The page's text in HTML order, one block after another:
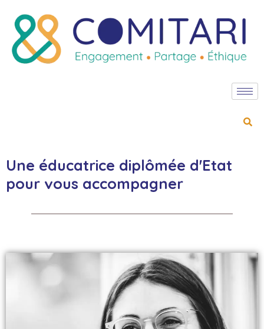
Une éducatrice diplômée d'Etat
pour vous accompagner